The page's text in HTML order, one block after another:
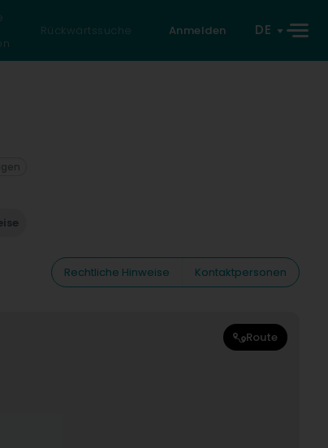
Rückwärtssuche Anmelden DE
Rechtliche Hinweise
Kontaktpersonen
Route